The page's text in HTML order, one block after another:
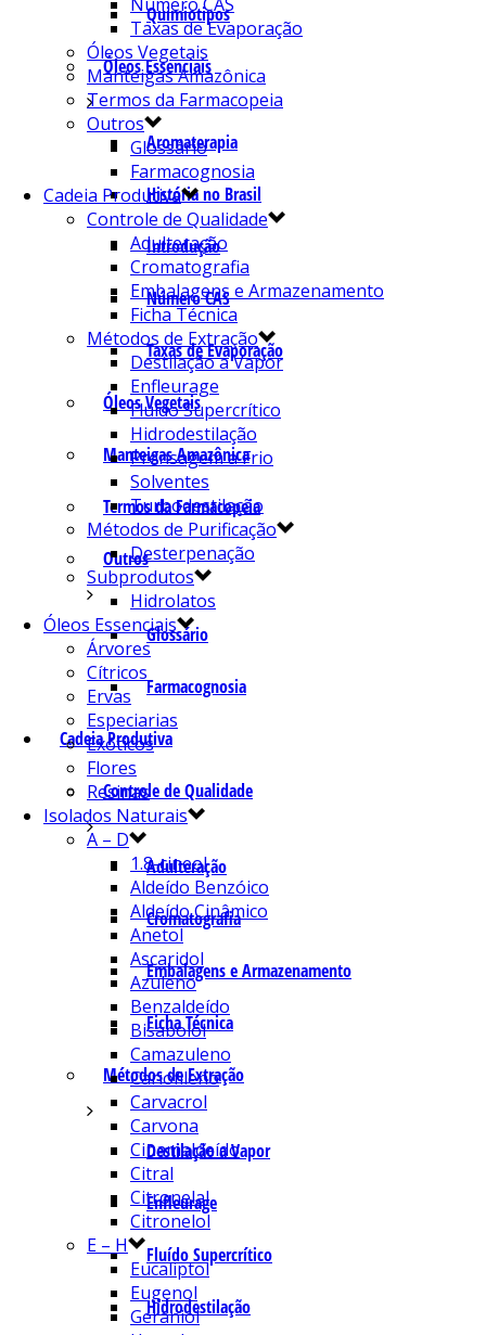
Quimiotipos
Óleos Essenciais
Aromaterapia
História no Brasil
Introdução
Número CAS
Taxas de Evaporação
Óleos Vegetais
Manteigas Amazônica
Termos da Farmacopeia
Outros
Glossário
Farmacognosia
Cadeia Produtiva
Controle de Qualidade
Adulteração
Cromatografia
Embalagens e Armazenamento
Ficha Técnica
Métodos de Extração
Destilação a Vapor
Enfleurage
Fluído Supercrítico
Hidrodestilação
Taxas de Evaporação
Óleos Vegetais
Manteigas Amazônica
Termos da Farmacopeia
Outros
Glossário
Farmacognosia
Cadeia Produtiva
Controle de Qualidade
Adulteração
Cromatografia
Embalagens e Armazenamento
Ficha Técnica
Métodos de Extração
Destilação a Vapor
Enfleurage
Fluído Supercrítico
Hidrodestilação
Prensagem a Frio
Solventes
Turbodestilação
Métodos de Purificação
Desterpenação
Subprodutos
Hidrolatos
Óleos Essenciais
Árvores
Cítricos
Ervas
Especiarias
Exóticos
Flores
Resinas
Isolados Naturais
A – D
1.8-cineol
Aldeído Benzóico
Aldeído Cinâmico
Anetol
Ascaridol
Azuleno
Benzaldeído
Bisabolol
Camazuleno
Cariofileno
Carvacrol
Carvona
Cinamaldeído
Citral
Citronelal
Citronelol
E – H
Eucaliptol
Eugenol
Geraniol